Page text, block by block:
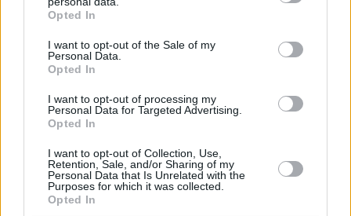
grant or deny consent to Google and its third-party tags to
use your data for below specified purposes in below Google
consent section.
Opted In
I want to opt-out of the Sale of my
Personal Data.
Opted In
I want to opt-out of processing my
Personal Data for Targeted Advertising.
Opted In
I want to opt-out of Collection, Use,
Retention, Sale, and/or Sharing of my
Personal Data that Is Unrelated with the
Purposes for which it was collected.
Opted In
τερματισμού καριέρας, αλλά και κεφάλαια για
τον αθλητισμό ΑμεΑ, τη συμπερίληψη και το
θεσμικό πλαίσιο στην Ελλάδα. Αυτό το εύρος
εργαλείο παρέμβασης, αναστοχασμού και
επαγγελματικού προσανατολισμού.
Σε συναισθηματικό επίπεδο, Ο Αόρατος Νους
μιλά σε κάθε άνθρωπο που βρέθηκε κάποτε
μπροστά σε μια κρίσιμη στιγμή και ένιωσε ότι ο